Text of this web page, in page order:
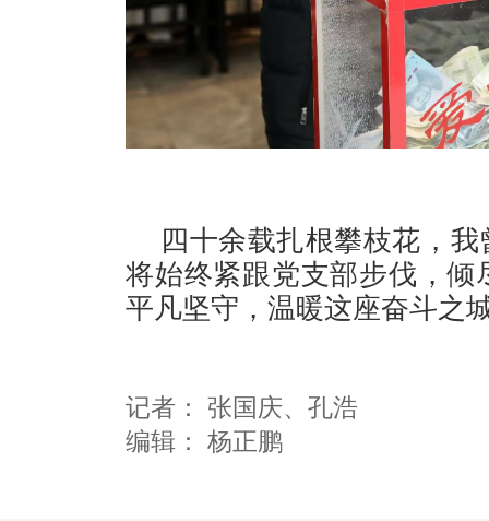
四十余载扎根攀枝花，
将始终紧跟党支部步伐，
平凡坚守，温暖这座奋斗之
记者： 张国庆、孔浩
编辑： 杨正鹏